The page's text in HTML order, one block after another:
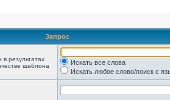
Запрос
в результатах
шаблона
Искать все слова
Искать любое слово/поиск с